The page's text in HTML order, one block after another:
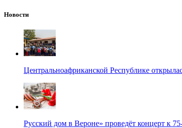
Новости
Центральноафриканской Республике
Русский дом в Вероне» проведёт концерт к